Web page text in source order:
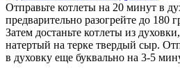
Отправьте котлеты на 20 минут в
предварительно разогрейте до 180
Затем достаньте котлеты из
натертый на терке твердый сыр.
в духовку еще буквально на 3-5